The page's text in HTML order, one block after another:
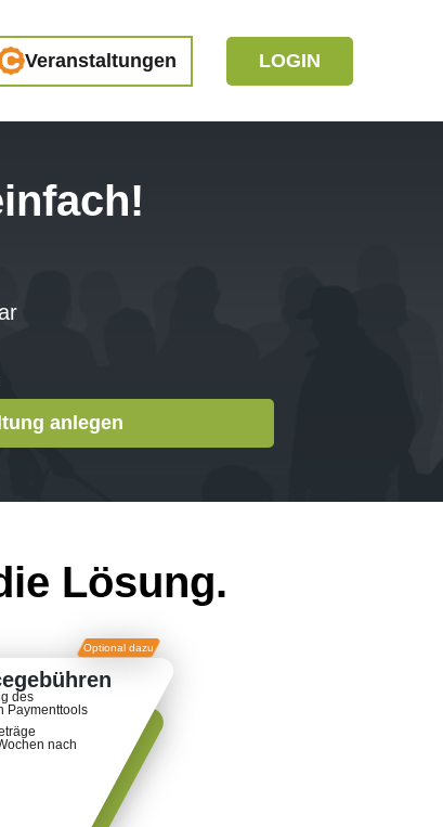
Veranstaltungen LOGIN
anlegen
Lösung.
Optional dazu
des
Paymenttools
nach